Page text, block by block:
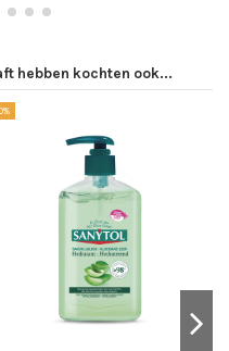
hebben kochten ook...